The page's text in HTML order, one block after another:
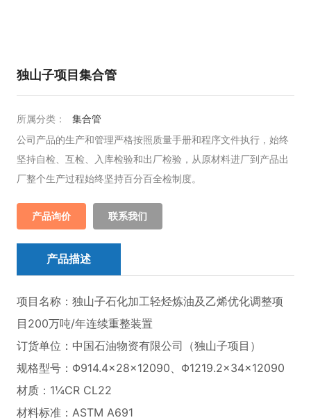
独山子项目集合管
所属分类： 集合管
公司产品的生产和管理严格按照质量手册和程序文件执行，始终
坚持自检、互检、入库检验和出厂检验，从原材料进厂到产品出
厂整个生产过程始终坚持百分百全检制度。
产品询价 联系我们
产品描述
项目名称：独山子石化加工轻烃炼油及乙烯优化调整项
目200万吨/年连续重整装置
订货单位：中国石油物资有限公司（独山子项目）
规格型号：Φ914.4×28×12090、Φ1219.2×34×12090
材质：1¼CR CL22
材料标准：ASTM A691